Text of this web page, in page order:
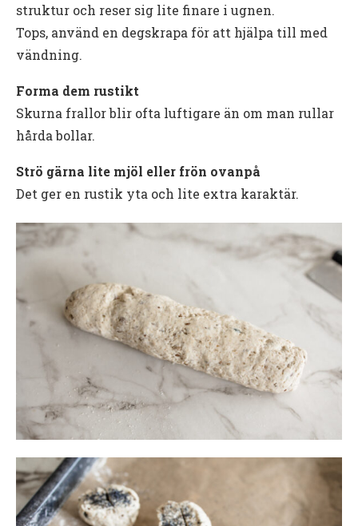
struktur och reser sig lite finare i ugnen.
Tops, använd en degskrapa för att hjälpa till med
vändning.
Forma dem rustikt
Skurna frallor blir ofta luftigare än om man rullar
hårda bollar.
Strö gärna lite mjöl eller frön ovanpå
Det ger en rustik yta och lite extra karaktär.